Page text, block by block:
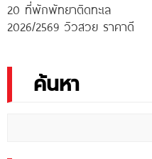
20 ที่พักพัทยาติดทะเล
2026/2569 วิวสวย ราคาดี
ค้นหา